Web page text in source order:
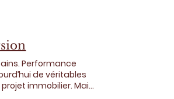
à 1 %, ce qui
appartements de
Performance
de véritables
immobilier. Mais